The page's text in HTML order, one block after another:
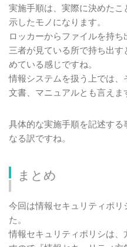
実施手順は、実際に決めた
示したモノになります。
ロッカーからファイルを持
三者が見ている所で持ち出
めている感じですね。
情報システムを扱う上では
文書、マニュアルとも言えま
具体的な実施手順を記述す
なる訳ですね。
まとめ
今回は情報セキュリティポ
た。
情報セキュリティポリシは